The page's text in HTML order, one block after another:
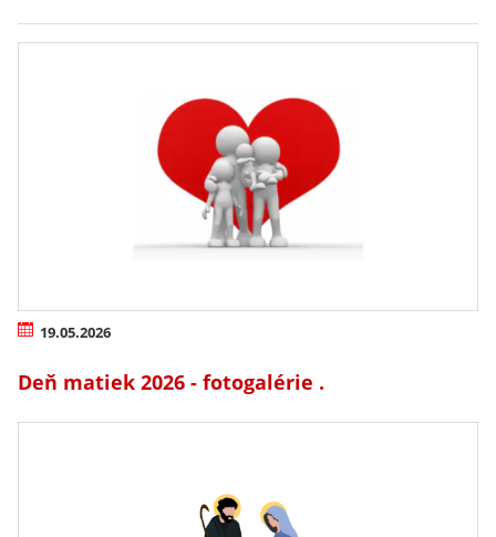
19.05.2026
Deň matiek 2026 - fotogalérie .